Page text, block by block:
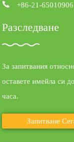
+86-21-65010906
Разследване
За запитвания
оставете имейла си
часа.
Запитване